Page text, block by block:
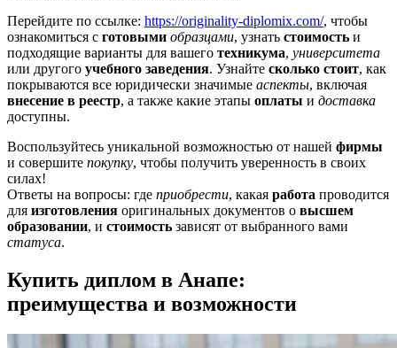
Перейдите по ссылке: https://originality-diplomix.com/, чтобы
ознакомиться с готовыми образцами, узнать стоимость и
подходящие варианты для вашего техникума, университета
или другого учебного заведения. Узнайте сколько стоит, как
покрываются все юридически значимые аспекты, включая
внесение в реестр, а также какие этапы оплаты и доставка
доступны.
Воспользуйтесь уникальной возможностью от нашей фирмы
и совершите покупку, чтобы получить уверенность в своих
силах!
Ответы на вопросы: где приобрести, какая работа проводится
для изготовления оригинальных документов о высшем
образовании, и стоимость зависят от выбранного вами
статуса.
Купить диплом в Анапе:
преимущества и возможности